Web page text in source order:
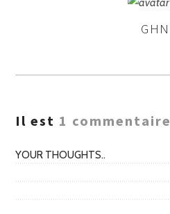
AUTEURS
GHN
Il est 1 commentaire